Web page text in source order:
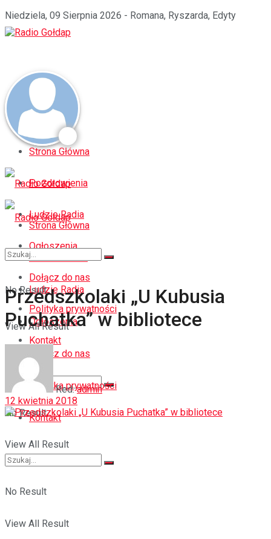
Niedziela, 09 Sierpnia 2026 - Romana, Ryszarda, Edyty
Strona Główna
Pozdrowienia
Ludzie Radia
Ogłoszenia
Dołącz do nas
Polityka prywatności
Kontakt
No Result
View All Result
Strona Główna
Pozdrowienia
Ludzie Radia
Ogłoszenia
Dołącz do nas
Polityka prywatności
Kontakt
No Result
View All Result
No Result
View All Result
Przedszkolaki „U Kubusia
Puchatka” w bibliotece
Red. admin
12 kwietnia 2018